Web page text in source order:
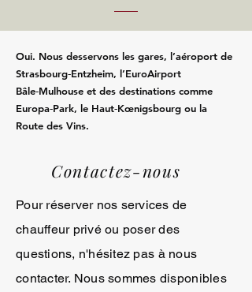
Oui. Nous desservons les gares, l’aéroport de
Strasbourg‑Entzheim, l’EuroAirport
Bâle‑Mulhouse et des destinations comme
Europa‑Park, le Haut‑Kœnigsbourg ou la
Route des Vins.
Contactez-nous
Pour réserver nos services de
chauffeur privé ou poser des
questions, n'hésitez pas à nous
contacter. Nous sommes disponibles